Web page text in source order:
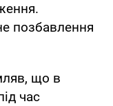
позбавлення
що в
час